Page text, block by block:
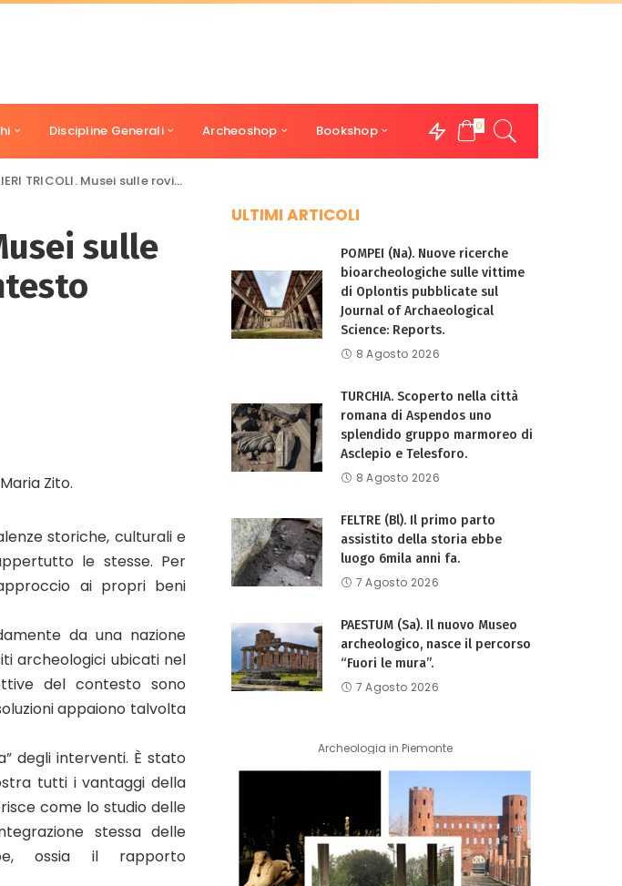
Discipline Generali Archeoshop Bookshop 0
sulle rovine. Architettura nel contesto archeologico.
sulle
Zito.
storiche, culturali e
le stesse. Per
ai propri beni
da una nazione
archeologici ubicati nel
del contesto sono
appaiono talvolta
degli interventi. È stato
tutti i vantaggi della
come lo studio delle
stessa delle
ossia il rapporto
ULTIMI ARTICOLI
POMPEI (Na). Nuove ricerche
bioarcheologiche sulle vittime
di Oplontis pubblicate sul
Journal of Archaeological
Science: Reports.
8 Agosto 2026
TURCHIA. Scoperto nella città
romana di Aspendos uno
splendido gruppo marmoreo di
Asclepio e Telesforo.
8 Agosto 2026
FELTRE (Bl). Il primo parto
assistito della storia ebbe
luogo 6mila anni fa.
7 Agosto 2026
PAESTUM (Sa). Il nuovo Museo
archeologico, nasce il percorso
“Fuori le mura”.
7 Agosto 2026
Archeologia in Piemonte